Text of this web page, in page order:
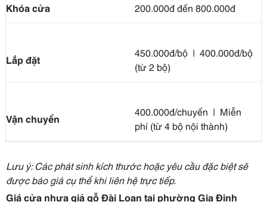
Khóa cửa 200.000đ đến 800.000đ
Lắp đặt
450.000đ/bộ | 400.000đ/bộ
(từ 2 bộ)
Vận chuyển
400.000đ/chuyến | Miễn
phí (từ 4 bộ nội thành)
Lưu ý: Các phát sinh kích thước hoặc yêu cầu đặc biệt sẽ
được báo giá cụ thể khi liên hệ trực tiếp.
Giá cửa nhựa giả gỗ Đài Loan tại phường Gia Định